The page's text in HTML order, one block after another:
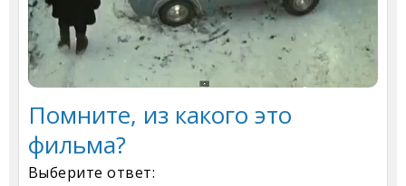
Помните, из какого это
фильма?
Выберите ответ: